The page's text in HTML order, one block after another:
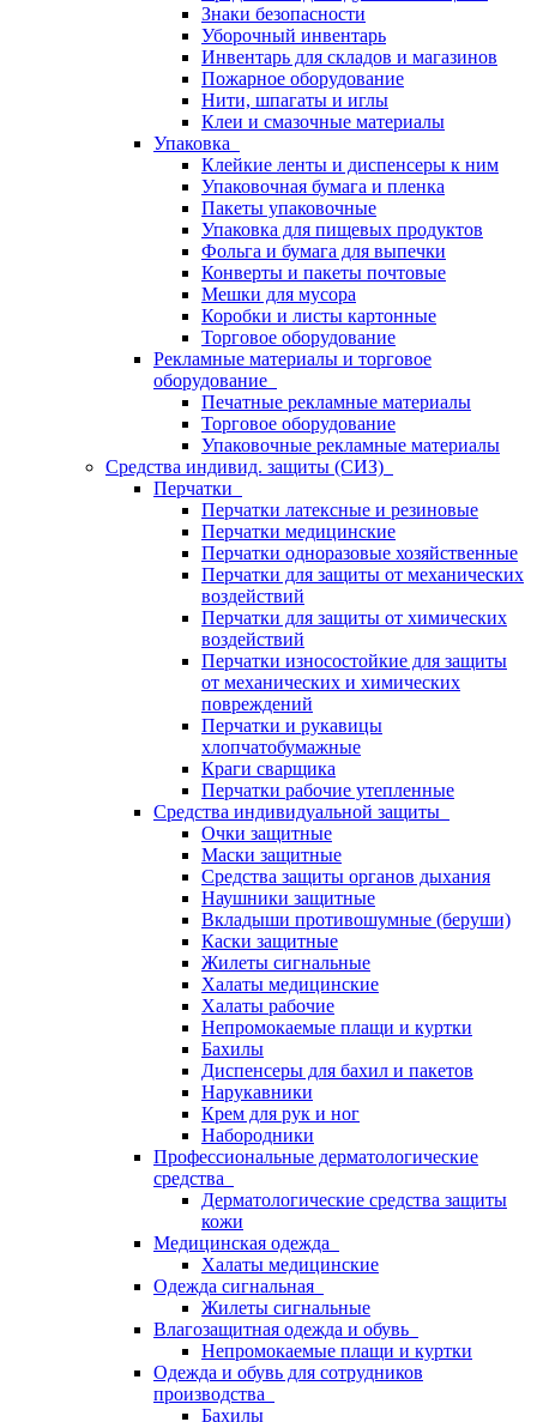
Знаки безопасности
Уборочный инвентарь
Инвентарь для складов и магазинов
Пожарное оборудование
Нити, шпагаты и иглы
Клеи и смазочные материалы
Упаковка
Клейкие ленты и диспенсеры к ним
Упаковочная бумага и пленка
Пакеты упаковочные
Упаковка для пищевых продуктов
Фольга и бумага для выпечки
Конверты и пакеты почтовые
Мешки для мусора
Коробки и листы картонные
Торговое оборудование
Рекламные материалы и торговое
оборудование
Печатные рекламные материалы
Торговое оборудование
Упаковочные рекламные материалы
Средства индивид. защиты (СИЗ)
Перчатки
Перчатки латексные и резиновые
Перчатки медицинские
Перчатки одноразовые хозяйственные
Перчатки для защиты от механических
воздействий
Перчатки для защиты от химических
воздействий
Перчатки износостойкие для защиты
от механических и химических
повреждений
Перчатки и рукавицы
хлопчатобумажные
Краги сварщика
Перчатки рабочие утепленные
Средства индивидуальной защиты
Очки защитные
Маски защитные
Средства защиты органов дыхания
Наушники защитные
Вкладыши противошумные (беруши)
Каски защитные
Жилеты сигнальные
Халаты медицинские
Халаты рабочие
Непромокаемые плащи и куртки
Бахилы
Диспенсеры для бахил и пакетов
Нарукавники
Крем для рук и ног
Набородники
Профессиональные дерматологические
средства
Дерматологические средства защиты
кожи
Медицинская одежда
Халаты медицинские
Одежда сигнальная
Жилеты сигнальные
Влагозащитная одежда и обувь
Непромокаемые плащи и куртки
Одежда и обувь для сотрудников
производства
Бахилы